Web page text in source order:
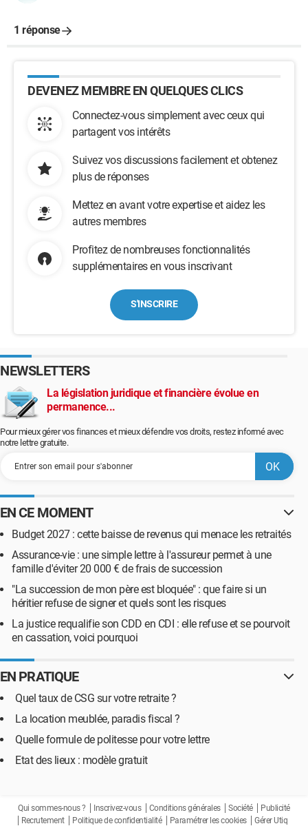
1 réponse
DEVENEZ MEMBRE EN QUELQUES CLICS
Connectez-vous simplement avec ceux qui
partagent vos intérêts
Suivez vos discussions facilement et obtenez
plus de réponses
Mettez en avant votre expertise et aidez les
autres membres
Profitez de nombreuses fonctionnalités
supplémentaires en vous inscrivant
S'INSCRIRE
NEWSLETTERS
La législation juridique et financière évolue en
permanence...
Pour mieux gérer vos finances et mieux défendre vos droits, restez informé avec
notre lettre gratuite.
EN CE MOMENT
Budget 2027 : cette baisse de revenus qui menace les retraités
Assurance-vie : une simple lettre à l'assureur permet à une
famille d'éviter 20 000 € de frais de succession
"La succession de mon père est bloquée" : que faire si un
héritier refuse de signer et quels sont les risques
La justice requalifie son CDD en CDI : elle refuse et se pourvoit
en cassation, voici pourquoi
EN PRATIQUE
Quel taux de CSG sur votre retraite ?
La location meublée, paradis fiscal ?
Quelle formule de politesse pour votre lettre
Etat des lieux : modèle gratuit
Qui sommes-nous ? Inscrivez-vous Conditions générales Société
Publicité
Recrutement
Politique de confidentialité Paramétrer les cookies Gérer Utiq